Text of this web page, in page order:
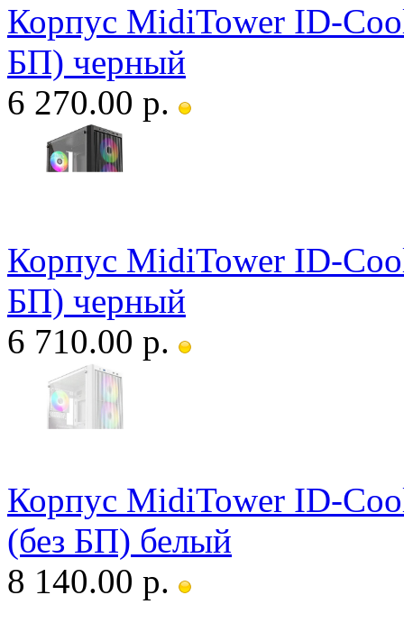
Корпус MidiTower ID-
БП) черный
6 270.00 р.
Корпус MidiTower ID-
БП) черный
6 710.00 р.
Корпус MidiTower ID-
(без БП) белый
8 140.00 р.